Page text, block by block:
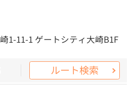
1-11-1 ゲートシティ大崎B1F
ルート検索